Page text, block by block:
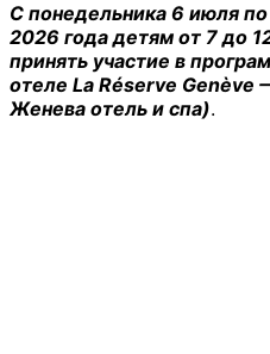
С понедельника 6 июля по
2026 года детям от 7 до
принять участие в
отеле La Réserve Genève
Женева отель и спа).